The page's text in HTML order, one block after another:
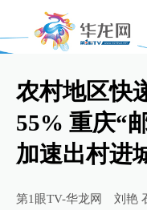
农村地区快
55% 重庆“
加速出村进
第1眼TV-华龙网 刘艳